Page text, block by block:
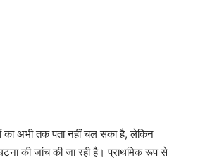
का अभी तक पता नहीं चल सका है, लेकिन
की जांच की जा रही है। प्राथमिक रूप से